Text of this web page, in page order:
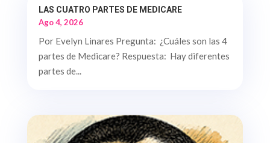
LAS CUATRO PARTES DE MEDICARE
Ago 4, 2026
Por Evelyn Linares Pregunta: ¿Cuáles son las 4
partes de Medicare? Respuesta: Hay diferentes
partes de...